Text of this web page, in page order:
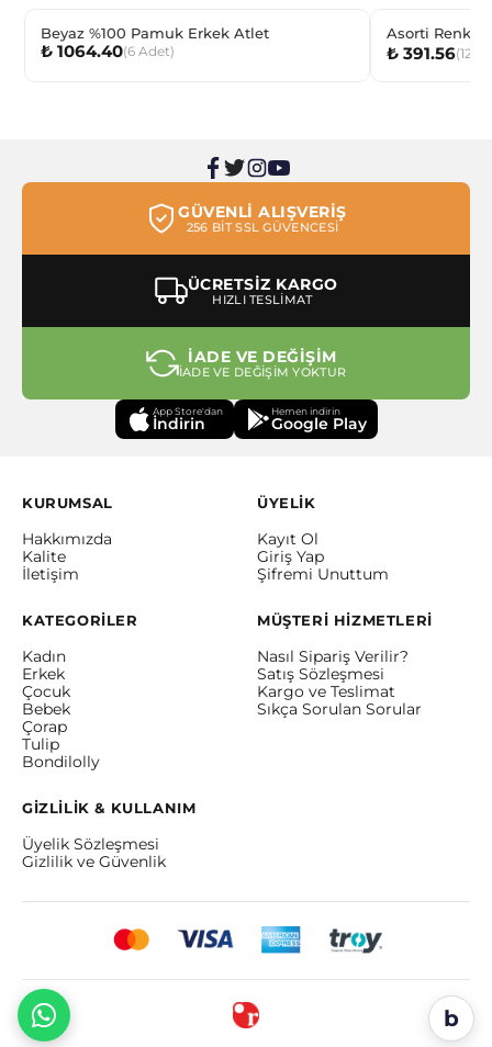
Beyaz %100 Pamuk Erkek Atlet
₺ 1064.40(6 Adet)
Asorti Renkli
₺ 391.56(12
GÜVENLİ ALIŞVERİŞ
256 BİT SSL GÜVENCESİ
ÜCRETSİZ KARGO
HIZLI TESLİMAT
İADE VE DEĞİŞİM
İADE VE DEĞİŞİM YOKTUR
App Store'dan
İndirin
Hemen indirin
Google Play
KURUMSAL
Hakkımızda
Kalite
İletişim
ÜYELİK
Kayıt Ol
Giriş Yap
Şifremi Unuttum
KATEGORİLER
Kadın
Erkek
Çocuk
Bebek
Çorap
Tulip
Bondilolly
MÜŞTERİ HİZMETLERİ
Nasıl Sipariş Verilir?
Satış Sözleşmesi
Kargo ve Teslimat
Sıkça Sorulan Sorular
GİZLİLİK & KULLANIM
Üyelik Sözleşmesi
Gizlilik ve Güvenlik
b